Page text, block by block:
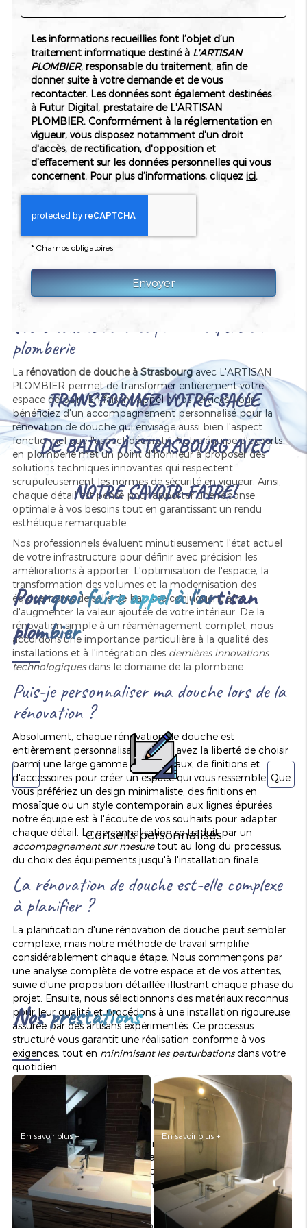
rénovation. En effet, qu'il s'agisse de moderniser une douche
expertise en plomberie et en aménagement intérieur
permet de conjuguer esthétique et fonctionnalité. Notre
équipe, composée de professionnels expérimentés, se tient
à votre disposition pour étudier chaque projet avec minutie.
Nous analysons vos besoins en tenant compte des
contraintes techniques et budgétaires, vous garantissant
ainsi une solutionpersonnalisée et optimiséequi s'intègre
harmonieusement dans votre habitat.
Pour L'ARTISAN PLOMBIER, chaque projet représente la
combinaison idéale entre design contemporain et savoir-
faire traditionnel. Nous utilisons des matériaux
soigneusement sélectionnés pour leur durabilité et leur
résistance aux conditions d'humidité. Par ailleurs, notre
accompagnement complet, allant du choix des
équipements à la réalisation finale. Nos interventions
s'inscrivent aussi bien dans le cadre d'une rénovation
complète que pour des mises à jour ponctuelles visant à
améliorer votre confort quotidien.
Votre douche rénovée par un expert en
plomberie
La rénovation de douche à Strasbourgavec L'ARTISAN
PLOMBIER permet de transformer entièrement votre
espace de bain. En faisant appel à nos services, vous
bénéficiez d'un accompagnement personnalisé pour la
rénovation de douche qui envisage aussi bien l'aspect
fonctionnel que l'aspect décoratif. Notre équipe d'experts
en plomberie met un point d'honneur à proposer des
solutions techniques innovantes qui respectent
scrupuleusement les normes de sécurité en vigueur. Ainsi,
chaque détail est pensé pour apporter une réponse
optimale à vos besoins tout en garantissant un rendu
esthétique remarquable.
Nos professionnels évaluent minutieusement l'état actuel
de votre infrastructure pour définir avec précision les
améliorations à apporter. L'optimisation de l'espace, la
transformation des volumes et la modernisation des
équipements de salle de bains se conjuguent afin
d'augmenter la valeur ajoutée de votre intérieur. De la
rénovation simple à un réaménagement complet, nous
accordons une importance particulière à la qualité des
installations et à l'intégration des dernières innovations
technologiquesdans le domaine de la plomberie.
Puis-je personnaliser ma douche lors de la
rénovation ?
Absolument, chaque rénovation de douche est
entièrement personnalisable. Vous avez la liberté de choisir
parmi une large gamme de matériaux, de finitions et
d'accessoires pour créer un espace qui vous ressemble. Que
vous préfériez un design minimaliste, des finitions en
mosaïque ou un style contemporain aux lignes épurées,
notre équipe est à l'écoute de vos souhaits pour adapter
chaque détail. La personnalisation se traduit par un
accompagnement sur mesuretout au long du processus,
du choix des équipements jusqu'à l'installation finale.
La rénovation de douche est-elle complexe
à planifier ?
La planification d'une rénovation de douche peut sembler
complexe, mais notre méthode de travail simplifie
considérablement chaque étape. Nous commençons par
une analyse complète de votre espace et de vos attentes,
suivie d'une proposition détaillée illustrant chaque phase du
projet. Ensuite, nous sélectionnons des matériaux reconnus
pour leur qualité et procédons à une installation rigoureuse,
assurée par des artisans expérimentés. Ce processus
structuré vous garantit une réalisation conforme à vos
exigences, tout en minimisant les perturbationsdans votre
quotidien.
Solutions plomberie sur-mesure et
performantes
Chez L'ARTISAN PLOMBIER, nous proposons une palette
étendue de services dédiés à la rénovation de douche à
Strasbourgainsi qu'à l'ensemble des travaux de plomberie.
Nos solutions sur mesure visent à offrir à nos clients des
prestations qui allient fiabilité, performance et esthétique
dans un seul et même projet. Chaque intervention est
réalisée dans le respect des normes en vigueur et avec une
Les informations recueillies font l’objet d’un
traitement informatique destiné à L'ARTISAN
PLOMBIER, responsable du traitement, afin de
donner suite à votre demande et de vous
recontacter. Les données sont également destinées
à Futur Digital, prestataire de L'ARTISAN
PLOMBIER. Conformément à la réglementation en
vigueur, vous disposez notamment d'un droit
d'accès, de rectification, d'opposition et
d'effacement sur les données personnelles qui vous
concernent. Pour plus d’informations, cliquezici.
*Champs obligatoires
TRANSFORMEZ VOTRE SALLE
DE BAINS À STRASBOURG AVEC
NOTRE SAVOIR-FAIRE!
Pourquoi faire appel à l'artisan
plombier
Conseils personnalisés
Nos prestations
AMÉNAGEMENT DE SALLE
DE BAINS
En savoir plus +
RÉNOVATION DE SALLE DE
BAINS
En savoir plus +
POSE D'ÉLÉMENTS
SANITAIRES
POSE DE CARRELAGE